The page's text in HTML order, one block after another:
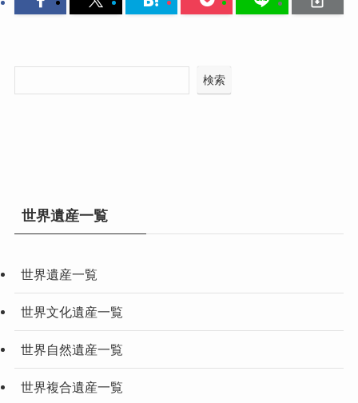
検索
世界遺産一覧
世界遺産一覧
世界文化遺産一覧
世界自然遺産一覧
世界複合遺産一覧